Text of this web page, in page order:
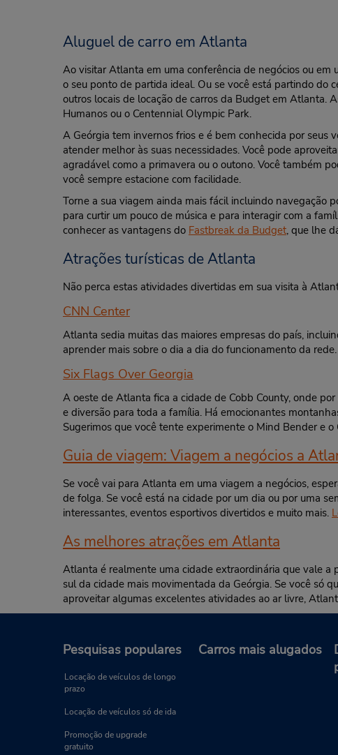
Aluguel de carro em Atlanta
Ao visitar Atlanta em uma conferência de negócios ou em
o seu ponto de partida ideal. Ou se você está partindo do
outros locais de locação de carros da Budget em Atlanta.
Humanos ou o Centennial Olympic Park.
A Geórgia tem invernos frios e é bem conhecida por seus
atender melhor às suas necessidades. Você pode
agradável como a primavera ou o outono. Você também
você sempre estacione com facilidade.
Torne a sua viagem ainda mais fácil incluindo navegação
para curtir um pouco de música e para interagir com a
conhecer as vantagens do Fastbreak da Budget, que lhe
Atrações turísticas de Atlanta
Não perca estas atividades divertidas em sua visita à
CNN Center
Atlanta sedia muitas das maiores empresas do país,
aprender mais sobre o dia a dia do funcionamento da rede.
Six Flags Over Georgia
A oeste de Atlanta fica a cidade de Cobb County, onde
e diversão para toda a família. Há emocionantes
Sugerimos que você tente experimente o Mind Bender e
Guia de viagem: Viagem a negócios a
Se você vai para Atlanta em uma viagem a negócios,
de folga. Se você está na cidade por um dia ou por uma
interessantes, eventos esportivos divertidos e muito mais.
As melhores atrações em Atlanta
Atlanta é realmente uma cidade extraordinária que vale a
sul da cidade mais movimentada da Geórgia. Se você só
aproveitar algumas excelentes atividades ao ar livre,
Pesquisas populares
Locação de veículos de longo
prazo
Locação de veículos só de ida
Promoção de upgrade
gratuito
Carros mais alugados